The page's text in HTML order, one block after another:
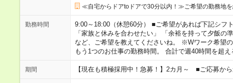
≪自宅からドアtoドアで30分以内！≫ご希望の勤務地を
勤務時間
9:00～18:00（休憩60分） ■ご希望があれば下記シフ
「家族と休みを合わせたい」 「余裕を持って夕飯の
など、ご希望を教えてくださいね。 ※Wワーク希望
もう1つのお仕事の勤務時間。 合計で週40時間を超え
期間 【現在も積極採用中！急募！】2カ月～ ■ご応募か